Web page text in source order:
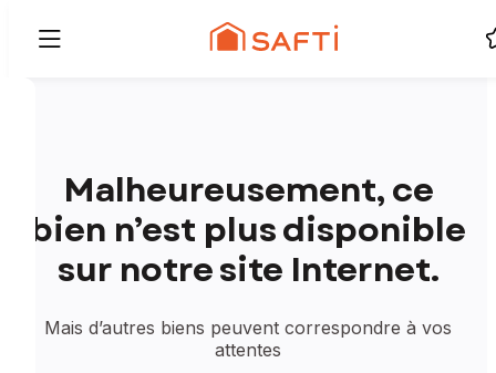
Malheureusement, ce
bien n’est plus disponible
sur notre site Internet.
Mais d’autres biens peuvent correspondre à vos
attentes